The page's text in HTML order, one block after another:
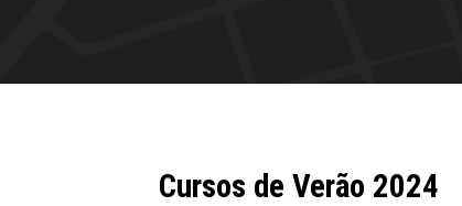
Cursos de Verão 2024